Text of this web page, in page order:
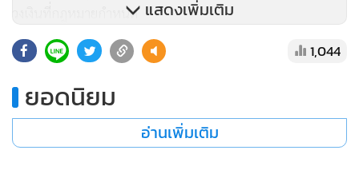
วงเงินที่กฎหมายกำหนด
1,044
ยอดนิยม
อ่านเพิ่มเติม